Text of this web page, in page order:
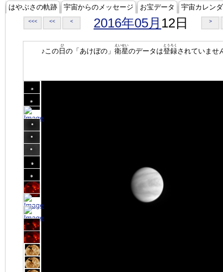
はやぶさの軌跡 宇宙からのメッセージ お宝データ 宇宙カレン
<<< << < 2016年05月 12日 >
♪この日
ひ
の「あけぼの」 衛星
えいせい
のデータは登録
とうろく
されていませ